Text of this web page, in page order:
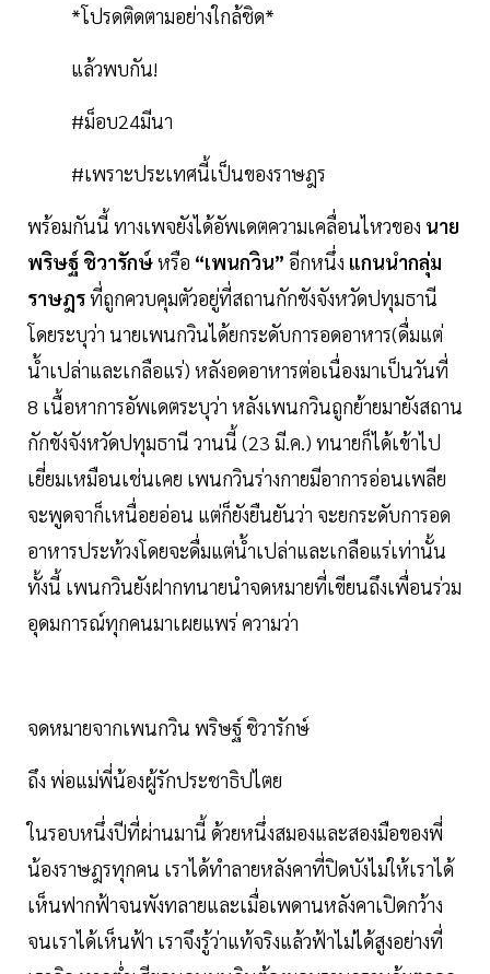
*โปรดติดตามอย่างใกล้ชิด*
แล้วพบกัน!
#ม็อบ24มีนา
#เพราะประเทศนี้เป็นของราษฎร
พร้อมกันนี้ ทางเพจยังได้อัพเดตความเคลื่อนไหวของ นาย
พริษฐ์ ชิวารักษ์หรือ “เพนกวิน” อีกหนึ่ง แกนนำกลุ่ม
ราษฎรที่ถูกควบคุมตัวอยู่ที่สถานกักขังจังหวัดปทุมธานี
โดยระบุว่า นายเพนกวินได้ยกระดับการอดอาหาร(ดื่มแต่
น้ำเปล่าและเกลือแร่) หลังอดอาหารต่อเนื่องมาเป็นวันที่
8 เนื้อหาการอัพเดตระบุว่า หลังเพนกวินถูกย้ายมายังสถาน
กักขังจังหวัดปทุมธานี วานนี้ (23 มี.ค.) ทนายก็ได้เข้าไป
เยี่ยมเหมือนเช่นเคย เพนกวินร่างกายมีอาการอ่อนเพลีย
จะพูดจาก็เหนื่อยอ่อน แต่ก็ยังยืนยันว่า จะยกระดับการอด
อาหารประท้วงโดยจะดื่มแต่น้ำเปล่าและเกลือแร่เท่านั้น
ทั้งนี้ เพนกวินยังฝากทนายนำจดหมายที่เขียนถึงเพื่อนร่วม
อุดมการณ์ทุกคนมาเผยแพร่ ความว่า
จดหมายจากเพนกวิน พริษฐ์ ชิวารักษ์
ถึง พ่อแม่พี่น้องผู้รักประชาธิปไตย
ในรอบหนึ่งปีที่ผ่านมานี้ ด้วยหนึ่งสมองและสองมือของพี่
น้องราษฎรทุกคน เราได้ทำลายหลังคาที่ปิดบังไม่ให้เราได้
เห็นฟากฟ้าจนพังทลายและเมื่อเพดานหลังคาเปิดกว้าง
จนเราได้เห็นฟ้า เราจึงรู้ว่าแท้จริงแล้วฟ้าไม่ได้สูงอย่างที่